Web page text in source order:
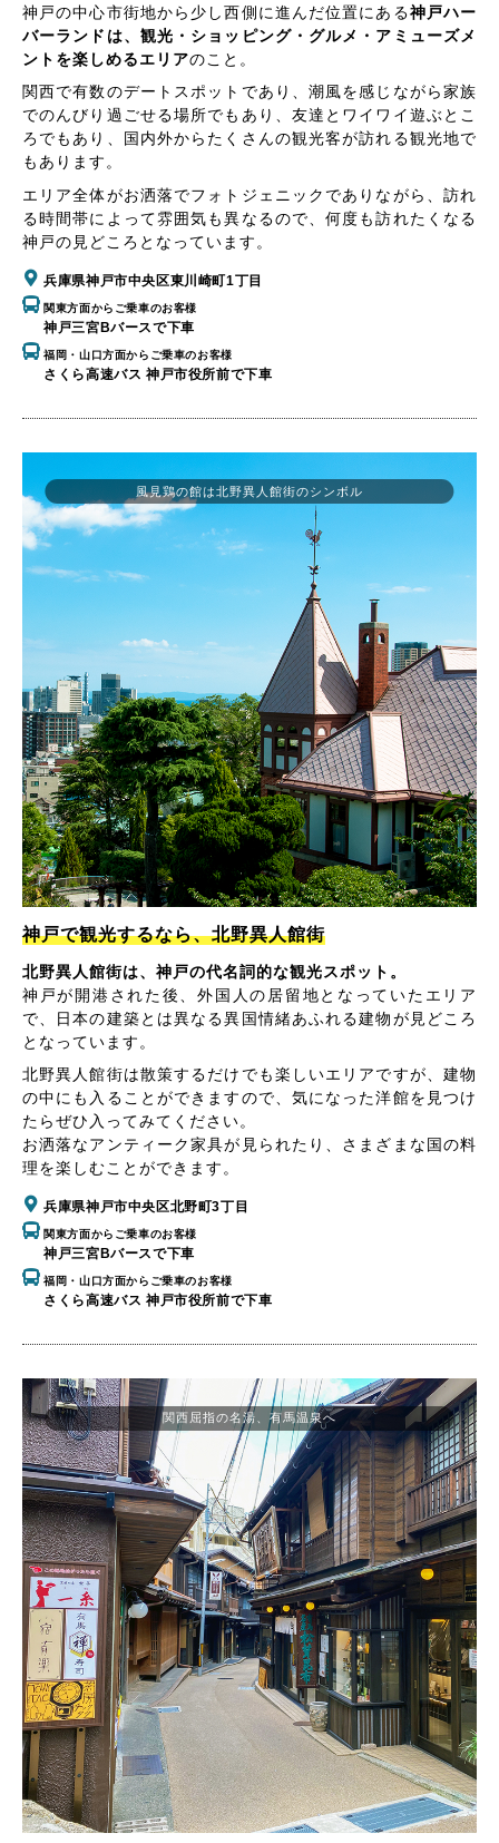
神戸の中心市街地から少し西側に進んだ位置にある神戸ハー
バーランドは、観光・ショッピング・グルメ・アミューズメ
ントを楽しめるエリアのこと。
関西で有数のデートスポットであり、潮風を感じながら家族
でのんびり過ごせる場所でもあり、友達とワイワイ遊ぶとこ
ろでもあり、国内外からたくさんの観光客が訪れる観光地で
もあります。
エリア全体がお洒落でフォトジェニックでありながら、訪れ
る時間帯によって雰囲気も異なるので、何度も訪れたくなる
神戸の見どころとなっています。
兵庫県神戸市中央区東川崎町1丁目
関東方面からご乗車のお客様
神戸三宮Bバースで下車
福岡・山口方面からご乗車のお客様
さくら高速バス 神戸市役所前で下車
神戸で観光するなら、北野異人館街
北野異人館街は、神戸の代名詞的な観光スポット。
神戸が開港された後、外国人の居留地となっていたエリア
で、日本の建築とは異なる異国情緒あふれる建物が見どころ
となっています。
北野異人館街は散策するだけでも楽しいエリアですが、建物
の中にも入ることができますので、気になった洋館を見つけ
たらぜひ入ってみてください。
お洒落なアンティーク家具が見られたり、さまざまな国の料
理を楽しむことができます。
兵庫県神戸市中央区北野町3丁目
関東方面からご乗車のお客様
神戸三宮Bバースで下車
福岡・山口方面からご乗車のお客様
さくら高速バス 神戸市役所前で下車
風見鶏の館は北野異人館街のシンボル
関西屈指の名湯、有馬温泉へ